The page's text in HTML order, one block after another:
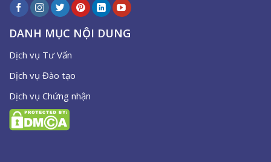
DANH MỤC NỘI DUNG
Dịch vụ Tư Vấn
Dịch vụ Đào tạo
Dịch vụ Chứng nhận